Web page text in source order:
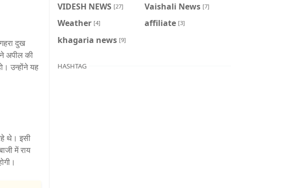
दुख
अपील की
उन्होंने यह
थे। इसी
में राय
VIDESH NEWS [27] Vaishali News [7]
Weather [4] affiliate [3]
khagaria news [9]
HASHTAG